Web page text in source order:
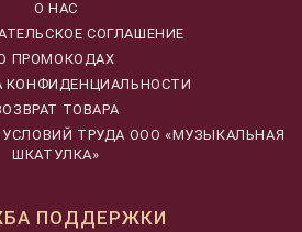
О НАС
СОГЛАШЕНИЕ
ПРОМОКОДАХ
КОНФИДЕНЦИАЛЬНОСТИ
ТОВАРА
ТРУДА ООО «МУЗЫКАЛЬНАЯ
ШКАТУЛКА»
ПОДДЕРЖКИ